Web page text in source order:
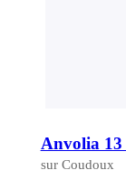
Anvolia 13
sur Coudoux